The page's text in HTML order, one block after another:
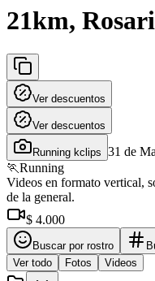
21km,
Ver descuentos
Ver descuentos
Running kclips 31 de
🏃Running
Videos en formato vertical,
de la general.
$ 4.000
Buscar por rostro
Ver todo
Fotos Videos